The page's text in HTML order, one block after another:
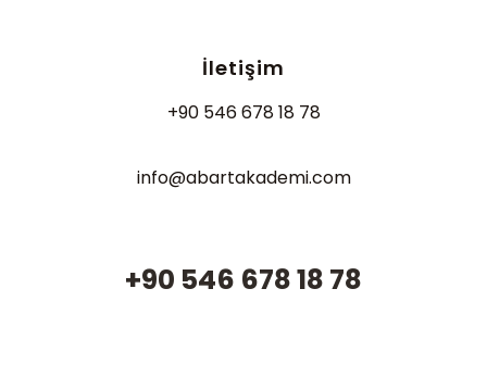
İletişim
+90 546 678 18 78
info@abartakademi.com
+90 546 678 18 78